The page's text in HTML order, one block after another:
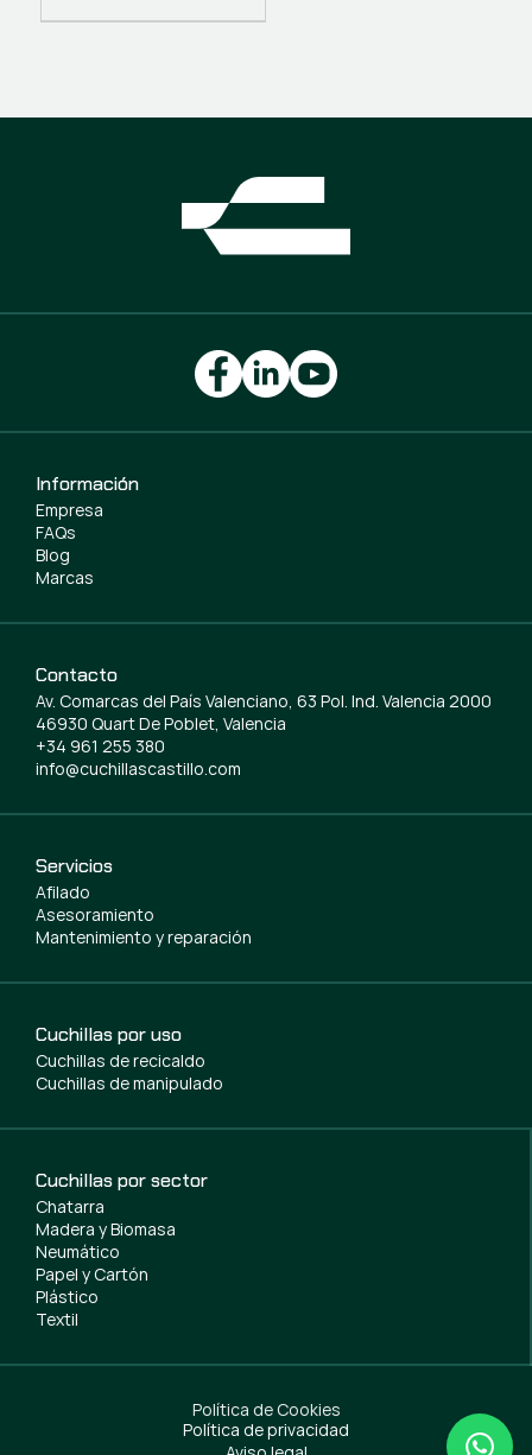
Servicios
Afilado
Asesoramiento
Mantenimiento y reparación
Cuchillas por uso
Cuchillas de recicaldo
Cuchillas de manipulado
Cuchillas por sector
Chatarra
Madera y Biomasa
Neumático
Papel y Cartón
Plástico
Textil
Información
Empresa
FAQs
Blog
Marcas
Contacto
Av. Comarcas del País Valenciano, 63 Pol. Ind. Valencia 2000
46930 Quart De Poblet, Valencia
+34 961 255 380
info@cuchillascastillo.com
Política de Cookies
Política de privacidad